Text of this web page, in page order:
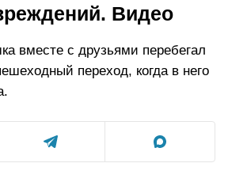
Видео
вместе с друзьями перебегал
переход, когда в него